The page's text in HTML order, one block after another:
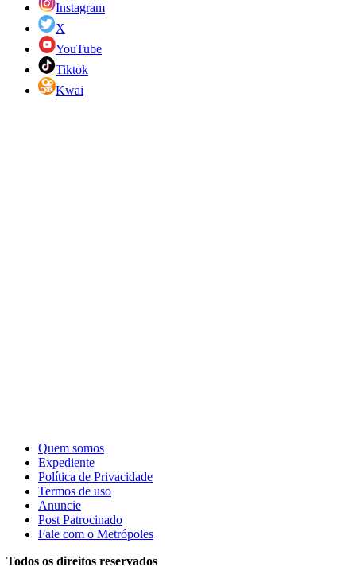
Instagram
X
YouTube
Tiktok
Kwai
Quem somos
Expediente
Política de Privacidade
Termos de uso
Anuncie
Post Patrocinado
Fale com o Metrópoles
Todos os direitos reservados